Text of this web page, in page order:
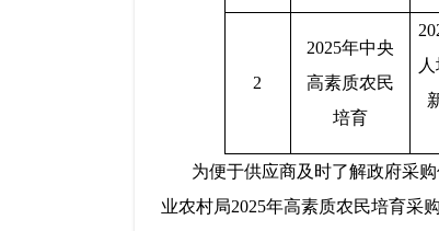
2
2025年中央
高素质农民
培育
为便于供应商及时了解政府采
业农村局2025年高素质农民培育采